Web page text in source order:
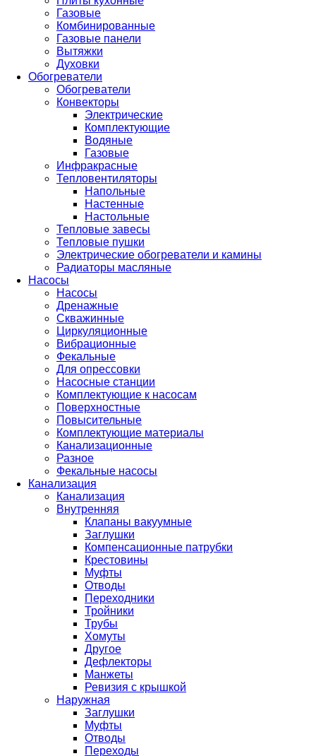
Газовые
Комбинированные
Газовые панели
Вытяжки
Духовки
Обогреватели
Обогреватели
Конвекторы
Электрические
Комплектующие
Водяные
Газовые
Инфракрасные
Тепловентиляторы
Напольные
Настенные
Настольные
Тепловые завесы
Тепловые пушки
Электрические обогреватели и камины
Радиаторы масляные
Насосы
Насосы
Дренажные
Скважинные
Циркуляционные
Вибрационные
Фекальные
Для опрессовки
Насосные станции
Комплектующие к насосам
Поверхностные
Повысительные
Комплектующие материалы
Канализационные
Разное
Фекальные насосы
Канализация
Канализация
Внутренняя
Клапаны вакуумные
Заглушки
Компенсационные патрубки
Крестовины
Муфты
Отводы
Переходники
Тройники
Трубы
Хомуты
Другое
Дефлекторы
Манжеты
Ревизия с крышкой
Наружная
Заглушки
Муфты
Отводы
Переходы